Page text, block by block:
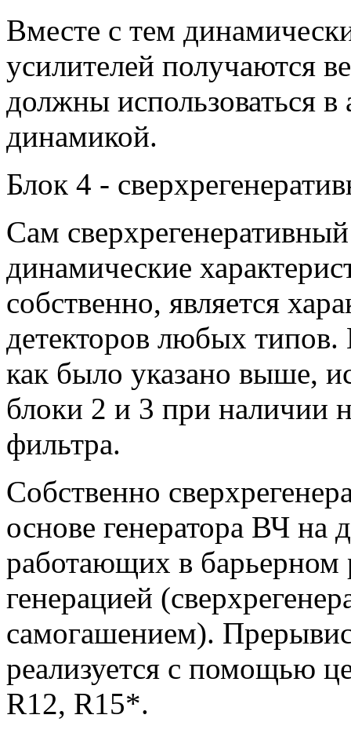
Вместе с тем
усилителей получаются
должны использоваться в
динамикой.
Блок 4 -
Сам
динамические
собственно, является
детекторов любых
как было указано выше,
блоки 2 и 3 при наличии
фильтра.
Собственно
основе генератора ВЧ на
работающих в
генерацией
самогашением).
реализуется с помощью
R12, R15*.